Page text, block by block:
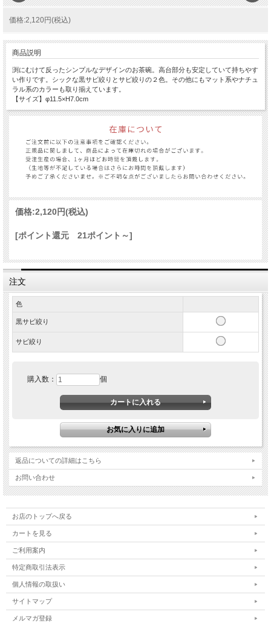
価格:2,120円(税込)
商品説明
渕にむけて反ったシンプルなデザインのお茶碗。高台部分も安定していて持ちやす
い作りです。シックな黒サビ絞りとサビ絞りの２色。その他にもマット系やナチュ
ラル系のカラーも取り揃えています。
【サイズ】φ11.5×H7.0cm
価格:2,120円(税込)
[ポイント還元 21ポイント～]
注文
色
黒サビ絞り
サビ絞り
購入数： 個
返品についての詳細はこちら
お問い合わせ
お店のトップへ戻る
カートを見る
ご利用案内
特定商取引法表示
個人情報の取扱い
サイトマップ
メルマガ登録